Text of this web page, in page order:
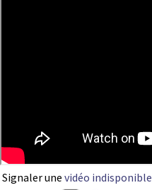
Signaler une vidéo indisponible